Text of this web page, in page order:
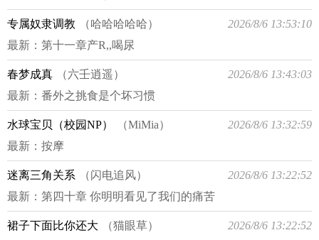
一点小修改＃强制爱 ＃ＮＰ ＃架空 设
定基础上，女主不会真心爱上任何一位男主
可能动心过，但在能真正掌握命运之前不会
爱而男主们就是嘴上说着强制爱，心里却又
不舍得把女主伤得太狠
专属奴隶调教 （哈哈哈哈哈）
2026/8/6 13:53:10
最新： 第十一章产R,,喝尿
春梦成真 （六壬逍遥）
2026/8/6 13:43:03
最新： 番外之挑食是个坏习惯
水球宝贝（校园NP） （MiMia）
2026/8/6 13:32:59
最新： 按摩
迷离三角关系 （闪电追风）
2026/8/6 13:22:52
最新： 第四十章 你明明看见了我们的痛苦
裙子下面比你还大 （猫眼草）
2026/8/6 13:22:52